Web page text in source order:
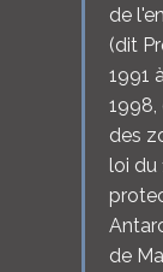
de
(dit
1991
des
loi du
de